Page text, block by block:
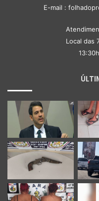
E-mail :
Local das